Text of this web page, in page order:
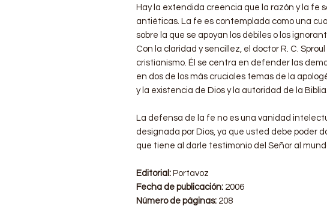
Hay la extendida creencia que la razón y la fe
antiéticas. La fe es contemplada como una
sobre la que se apoyan los débiles o los
Con la claridad y sencillez, el doctor R. C.
cristianismo. Él se centra en defender las
en dos de los más cruciales temas de la
y la existencia de Dios y la autoridad de la Biblia.
La defensa de la fe no es una vanidad
designada por Dios, ya que usted debe poder
que tiene al darle testimonio del Señor al
Editorial: Portavoz
Fecha de publicación: 2006
Número de páginas: 208